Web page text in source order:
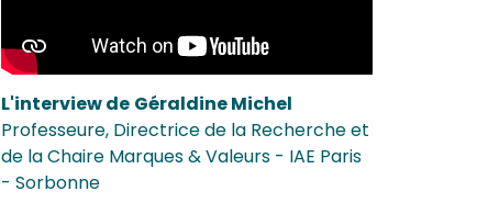
L'interview de Géraldine Michel
Professeure, Directrice de la Recherche et
de la Chaire Marques & Valeurs - IAE Paris
- Sorbonne